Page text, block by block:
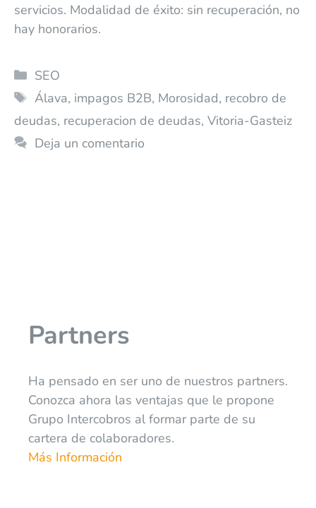
servicios. Modalidad de éxito: sin recuperación, no
hay honorarios.
SEO
Álava, impagos B2B, Morosidad, recobro de
deudas, recuperacion de deudas, Vitoria-Gasteiz
Deja un comentario
Partners
Ha pensado en ser uno de nuestros partners.
Conozca ahora las ventajas que le propone
Grupo Intercobros al formar parte de su
cartera de colaboradores.
Más Información